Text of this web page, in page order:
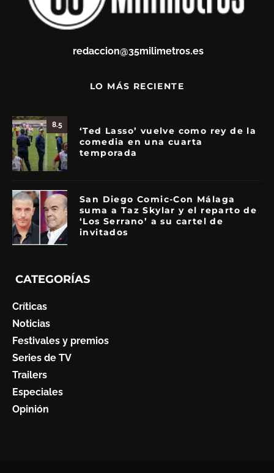
redaccion@35milimetros.es
LO MÁS RECIENTE
8.5
‘Ted Lasso’ vuelve como rey de la
comedia en una cuarta
temporada
San Diego Comic-Con Málaga
suma a Taz Skylar y el reparto de
‘Los Serrano’ a su cartel de
invitados
CATEGORÍAS
Críticas
Noticias
Festivales y premios
Series de TV
Trailers
Especiales
Opinión